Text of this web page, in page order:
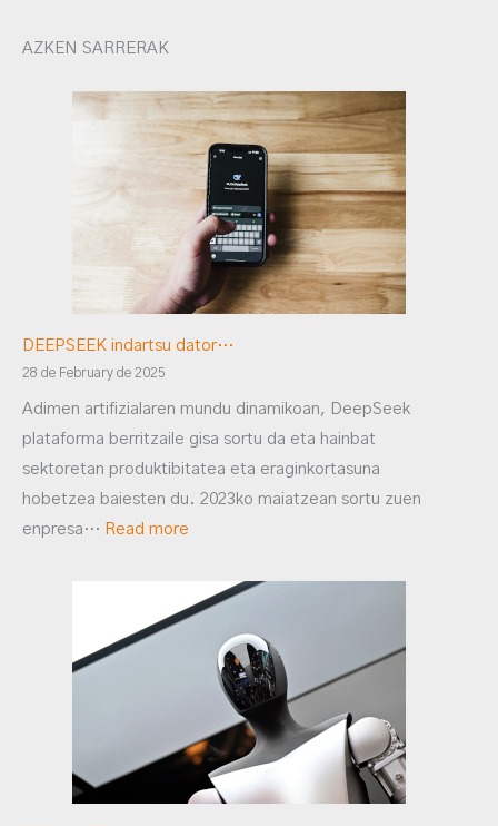
AZKEN SARRERAK
DEEPSEEK indartsu dator…
28 de February de 2025
Adimen artifizialaren mundu dinamikoan, DeepSeek
plataforma berritzaile gisa sortu da eta hainbat
sektoretan produktibitatea eta eraginkortasuna
hobetzea baiesten du. 2023ko maiatzean sortu zuen
enpresa… Read more